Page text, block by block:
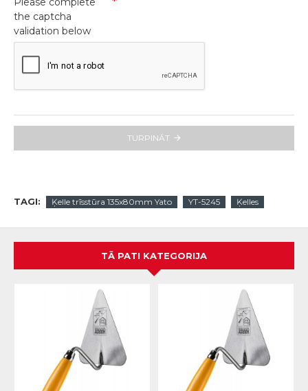
the captcha
validation below
TURPINĀT
TAGI: Ķelle trīsstūra 135x80mm Yato YT-5245 Ķelles
TĀ PATI KATEGORIJA